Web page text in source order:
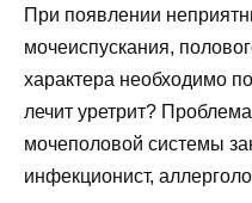
При появлении
мочеиспускания,
характера необходимо
лечит уретрит?
мочеполовой системы
инфекционист,